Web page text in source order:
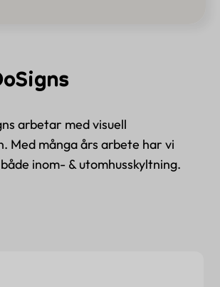
arbetar med visuell
Med många års arbete har vi
inom- & utomhusskyltning.